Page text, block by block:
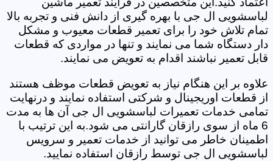
لباسشویی ال جی با بهره گیری از دانش فنی و تجربه بالا
تمام تلاش خود را برای تعمیر قطعات معیوب و مشکل
دار دستگاه شما می نمایند و تنها در مواردی که قطعات
قابل تعمیر نباشند اقدام به تعویض می نمایند.
علاوه بر این هنگام نیاز به تعویض قطعات موظف هستند
از قطعات اوریجینال و شرکتی استفاده نمایند و درنهایت
تمامی خدمات تعمیرات لباسشویی ال جی آن ها به مدت
6 ماه از سوی رازقان گارانتی می شود.به این ترتیب با
اطمینان خاطر می توانید از خدمات تعمیر و سرویس
لباسشویی ال جی توسط رازقان استفاده نمایید.